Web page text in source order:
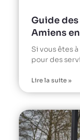
Guide
Amiens
Si vous êtes
pour des
Lire la suite »